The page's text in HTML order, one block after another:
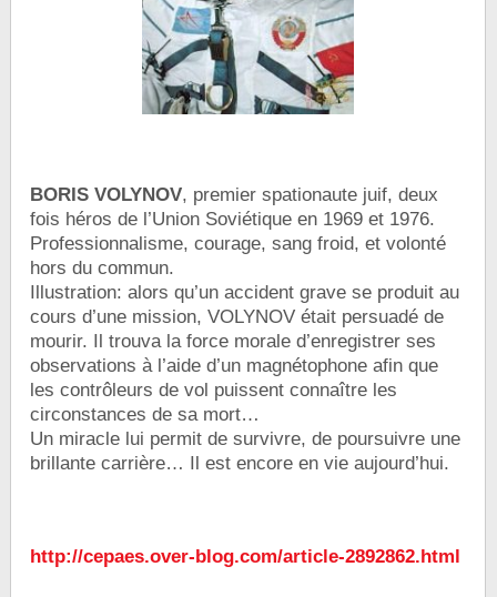
BORIS VOLYNOV, premier spationaute juif, deux
fois héros de l’Union Soviétique en 1969 et 1976.
Professionnalisme, courage, sang froid, et volonté
hors du commun.
Illustration: alors qu’un accident grave se produit au
cours d’une mission, VOLYNOV était persuadé de
mourir. Il trouva la force morale d’enregistrer ses
observations à l’aide d’un magnétophone afin que
les contrôleurs de vol puissent connaître les
circonstances de sa mort…
Un miracle lui permit de survivre, de poursuivre une
brillante carrière… Il est encore en vie aujourd’hui.
http://cepaes.over-blog.com/article-2892862.html